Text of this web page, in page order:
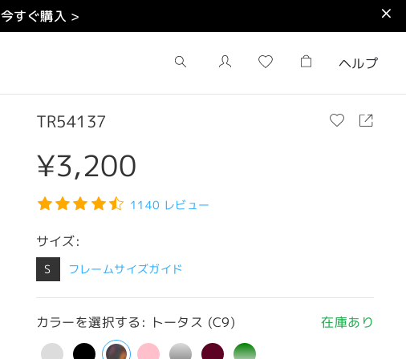
今すぐ購入 >
ヘルプ
TR54137
¥3,200
1140 レビュー
サイズ:
S フレームサイズガイド
カラーを選択する: トータス (C9) 在庫あり